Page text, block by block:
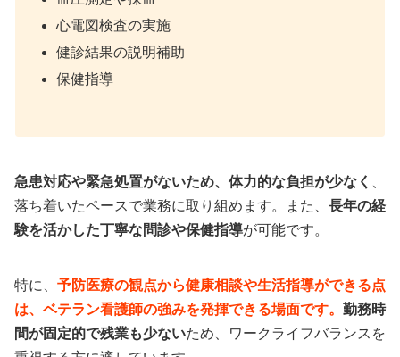
心電図検査の実施
健診結果の説明補助
保健指導
急患対応や緊急処置がないため、体力的な負担が少なく
落ち着いたペースで業務に取り組めます。また、 長年の経
験を活かした丁寧な問診や保健指導が可能です。
特に、 予防医療の観点から健康相談や生活指導ができる点
は、ベテラン看護師の強みを発揮できる場面です。 勤務時
間が固定的で残業も少ないため、ワークライフバランスを